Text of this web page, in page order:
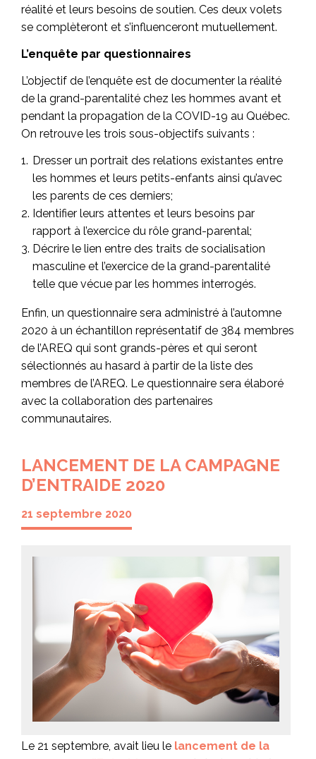
réalité et leurs besoins de soutien. Ces deux volets
se complèteront et s’influenceront mutuellement.
L’enquête par questionnaires
L’objectif de l’enquête est de documenter la réalité
de la grand-parentalité chez les hommes avant et
pendant la propagation de la COVID-19 au Québec.
On retrouve les trois sous-objectifs suivants :
Dresser un portrait des relations existantes entre
les hommes et leurs petits-enfants ainsi qu’avec
les parents de ces derniers;
Identifier leurs attentes et leurs besoins par
rapport à l’exercice du rôle grand-parental;
Décrire le lien entre des traits de socialisation
masculine et l’exercice de la grand-parentalité
telle que vécue par les hommes interrogés.
Enfin, un questionnaire sera administré à l’automne
2020 à un échantillon représentatif de 384 membres
de l’AREQ qui sont grands-pères et qui seront
sélectionnés au hasard à partir de la liste des
membres de l’AREQ. Le questionnaire sera élaboré
avec la collaboration des partenaires
communautaires.
LANCEMENT DE LA CAMPAGNE
D’ENTRAIDE 2020
21 septembre 2020
Le 21 septembre, avait lieu le lancement de la